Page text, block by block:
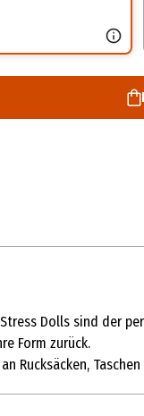
Dolls sind der
Form zurück.
Rucksäcken,